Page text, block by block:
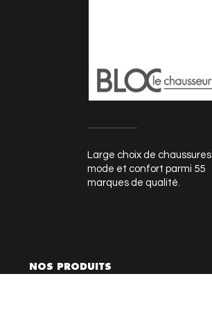
Large choix de chaussures
mode et confort parmi 55
marques de qualité.
NOS PRODUITS